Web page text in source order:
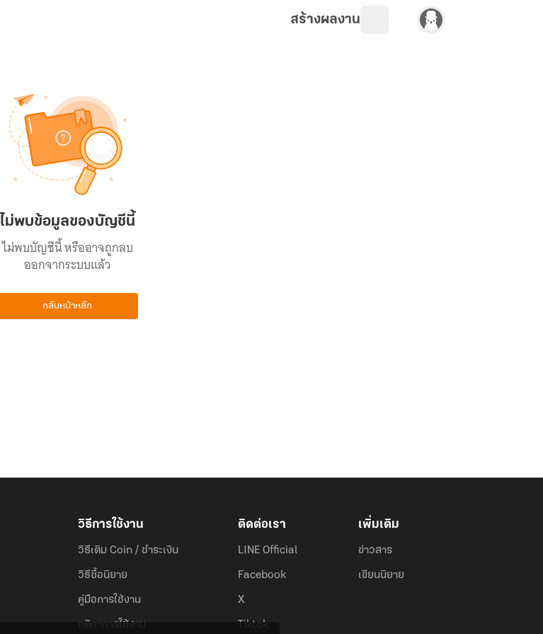
สร้างผลงาน
ไม่พบข้อมูลของบัญชีนี้
ไม่พบบัญชีนี้ หรืออาจถูกลบ
ออกจากระบบแล้ว
กลับหน้าหลัก
วิธีการใช้งาน
วิธีเติม Coin / ชำระเงิน
วิธีซื้อนิยาย
คู่มือการใช้งาน
กติกาการใช้งาน
ติดต่อเรา
LINE Official
Facebook
X
Tiktok
เพิ่มเติม
ข่าวสาร
เขียนนิยาย